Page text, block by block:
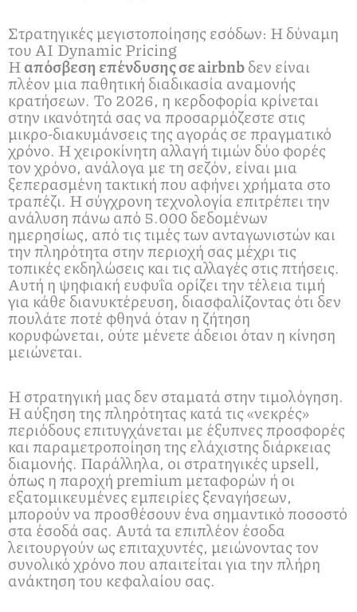
Στρατηγικές μεγιστοποίησης εσόδων: Η δύναμη
του AI Dynamic Pricing
Ηαπόσβεση επένδυσης σε airbnbδεν είναι
πλέον μια παθητική διαδικασία αναμονής
κρατήσεων. Το 2026, η κερδοφορία κρίνεται
στην ικανότητά σας να προσαρμόζεστε στις
μικρο-διακυμάνσεις της αγοράς σε πραγματικό
χρόνο. Η χειροκίνητη αλλαγή τιμών δύο φορές
τον χρόνο, ανάλογα με τη σεζόν, είναι μια
ξεπερασμένη τακτική που αφήνει χρήματα στο
τραπέζι. Η σύγχρονη τεχνολογία επιτρέπει την
ανάλυση πάνω από 5.000 δεδομένων
ημερησίως, από τις τιμές των ανταγωνιστών και
την πληρότητα στην περιοχή σας μέχρι τις
τοπικές εκδηλώσεις και τις αλλαγές στις πτήσεις.
Αυτή η ψηφιακή ευφυΐα ορίζει την τέλεια τιμή
για κάθε διανυκτέρευση, διασφαλίζοντας ότι δεν
πουλάτε ποτέ φθηνά όταν η ζήτηση
κορυφώνεται, ούτε μένετε άδειοι όταν η κίνηση
μειώνεται.
Η στρατηγική μας δεν σταματά στην τιμολόγηση.
Η αύξηση της πληρότητας κατά τις «νεκρές»
περιόδους επιτυγχάνεται με έξυπνες προσφορές
και παραμετροποίηση της ελάχιστης διάρκειας
διαμονής. Παράλληλα, οι στρατηγικές upsell,
όπως η παροχή premium μεταφορών ή οι
εξατομικευμένες εμπειρίες ξεναγήσεων,
μπορούν να προσθέσουν ένα σημαντικό ποσοστό
στα έσοδά σας. Αυτά τα επιπλέον έσοδα
λειτουργούν ως επιταχυντές, μειώνοντας τον
συνολικό χρόνο που απαιτείται για την πλήρη
ανάκτηση του κεφαλαίου σας.